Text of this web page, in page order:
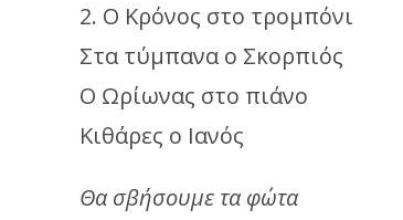
2. Ο Κρόνος στο τρομπόνι
Στα τύμπανα ο Σκορπιός
Ο Ωρίωνας στο πιάνο
Κιθάρες ο Ιανός
Θα σβήσουμε τα φώτα